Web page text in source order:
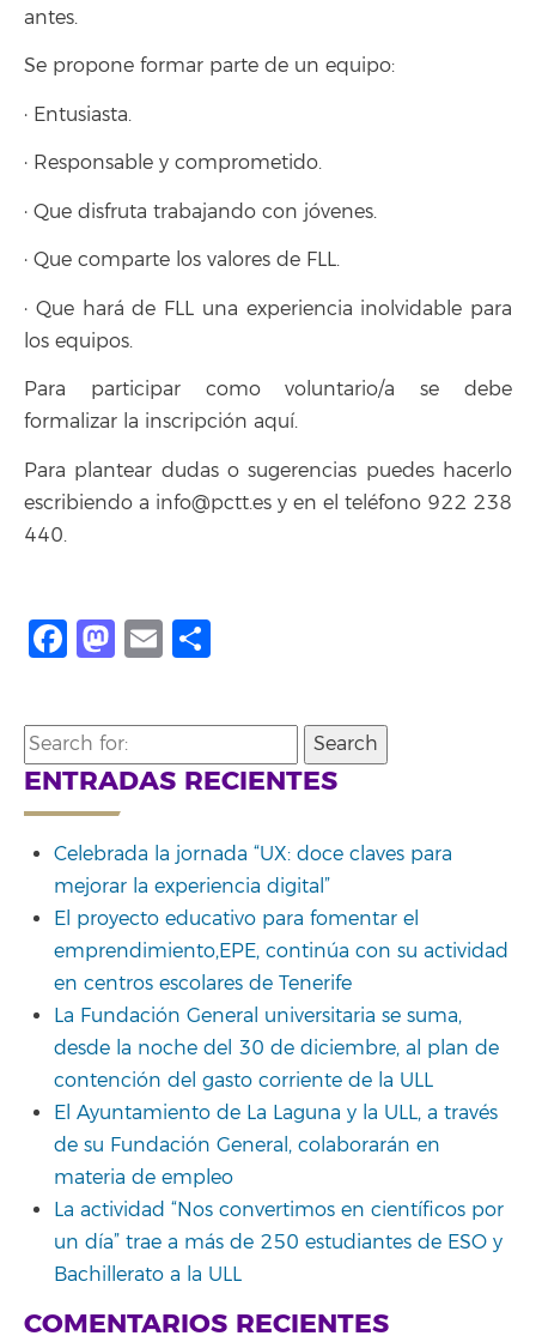
antes.
Se propone formar parte de un equipo:
· Entusiasta.
· Responsable y comprometido.
· Que disfruta trabajando con jóvenes.
· Que comparte los valores de FLL.
· Que hará de FLL una experiencia inolvidable para
los equipos.
Para participar como voluntario/a se debe
formalizar la inscripción aquí.
Para plantear dudas o sugerencias puedes hacerlo
escribiendo a info@pctt.es y en el teléfono 922 238
440.
Facebook
Mastodon
Email
Search
for:
ENTRADAS RECIENTES
Celebrada la jornada “UX: doce claves para
mejorar la experiencia digital”
El proyecto educativo para fomentar el
emprendimiento,EPE, continúa con su actividad
en centros escolares de Tenerife
La Fundación General universitaria se suma,
desde la noche del 30 de diciembre, al plan de
contención del gasto corriente de la ULL
El Ayuntamiento de La Laguna y la ULL, a través
de su Fundación General, colaborarán en
materia de empleo
La actividad “Nos convertimos en científicos por
un día” trae a más de 250 estudiantes de ESO y
Bachillerato a la ULL
COMENTARIOS RECIENTES